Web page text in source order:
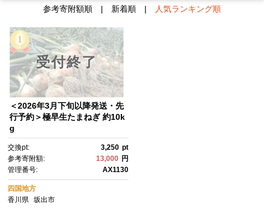
参考寄附額順| 新着順| 人気ランキング順
受付終了
＜2026年3月下旬以降発送・先
行予約＞極早生たまねぎ 約10k
g
交換pt: 3,250 pt
参考寄附額:
13,000 円
管理番号:
AX1130
四国地方
香川県
坂出市